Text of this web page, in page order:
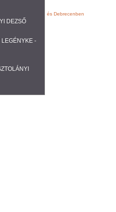
DEZSŐ
LEGÉNYKE -
Nyíregyházán és Debrecenben